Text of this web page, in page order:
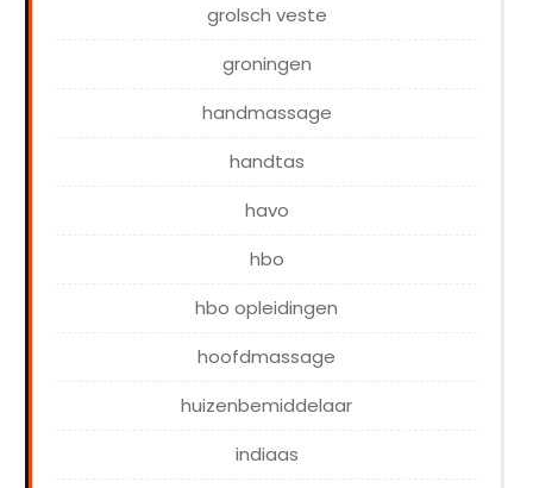
grolsch veste
groningen
handmassage
handtas
havo
hbo
hbo opleidingen
hoofdmassage
huizenbemiddelaar
indiaas